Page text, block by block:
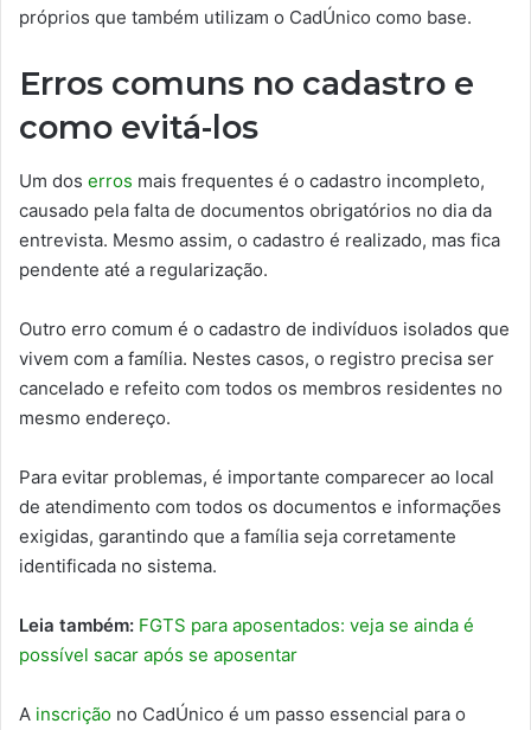
próprios que também utilizam o CadÚnico como base.
Erros comuns no cadastro e
como evitá-los
Um dos erros mais frequentes é o cadastro incompleto,
causado pela falta de documentos obrigatórios no dia da
entrevista. Mesmo assim, o cadastro é realizado, mas fica
pendente até a regularização.
Outro erro comum é o cadastro de indivíduos isolados que
vivem com a família. Nestes casos, o registro precisa ser
cancelado e refeito com todos os membros residentes no
mesmo endereço.
Para evitar problemas, é importante comparecer ao local
de atendimento com todos os documentos e informações
exigidas, garantindo que a família seja corretamente
identificada no sistema.
Leia também: FGTS para aposentados: veja se ainda é
possível sacar após se aposentar
A inscrição no CadÚnico é um passo essencial para o